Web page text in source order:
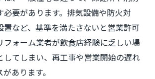
必要があります。排気設備や防火対
置など、基準を満たさないと営業許可
フォーム業者が飲食店経験に乏しい場
してしまい、再工事や営業開始の遅れ
あります。